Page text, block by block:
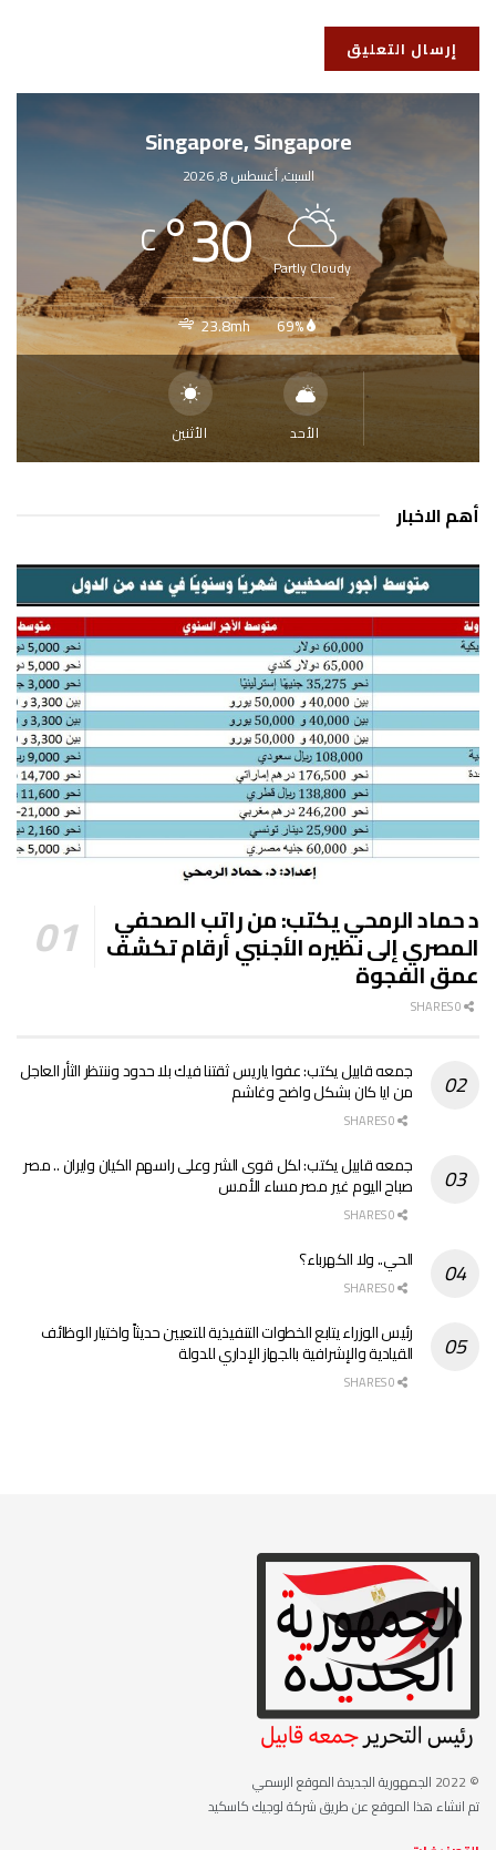
Singapore, Singapore
السبت, أغسطس 8, 2026
Partly Cloudy
30
°
C
69%
23.8mh
الأحد الأثنين
أهم الاخبار
د حماد الرمحي يكتب: من راتب الصحفي
المصري إلى نظيره الأجنبي أرقام تكشف
عمق الفجوة
جمعه قابيل يكتب: عفوا ياريس ثقتنا فيك بلا حدود وننتظر الثأر العاجل
من ايا كان بشكل واضح وغاشم
جمعه قابيل يكتب: لكل قوى الشر وعلى راسهم الكيان وايران .. مصر
صباح اليوم غير مصر مساء الأمس
الحي.. ولا الكهرباء؟
رئيس الوزراء يتابع الخطوات التنفيذية للتعيين حديثاً واختيار الوظائف
القيادية والإشرافية بالجهاز الإداري للدولة
© 2022
الجمهورية الجديدة الموقع الرسمي
تم انشاء هذا الموقع عن طريق شركة لوجيك كاسكيد